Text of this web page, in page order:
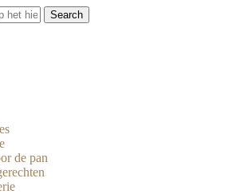
Search
de pan